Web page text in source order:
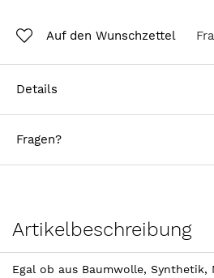
Auf den Wunschzettel
Details
Fragen?
Artikelbeschreibung
Egal ob aus Baumwolle, Synthetik,